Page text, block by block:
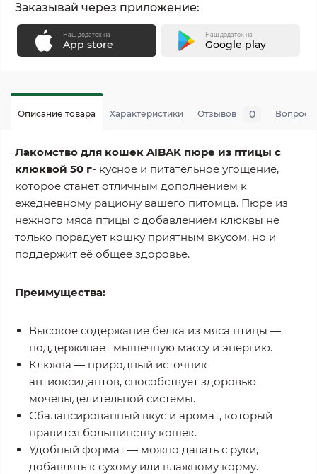
Заказывай через приложение:
Наш додаток на
App store
Наш додаток на
Google play
Описание товара Характеристики Отзывов 0 Вопросы
Лакомство для кошек AIBAK пюре из птицы с
клюквой 50 г- кусное и питательное угощение,
которое станет отличным дополнением к
ежедневному рациону вашего питомца. Пюре из
нежного мяса птицы с добавлением клюквы не
только порадует кошку приятным вкусом, но и
поддержит её общее здоровье.
Преимущества:
Высокое содержание белка из мяса птицы —
поддерживает мышечную массу и энергию.
Клюква — природный источник
антиоксидантов, способствует здоровью
мочевыделительной системы.
Сбалансированный вкус и аромат, который
нравится большинству кошек.
Удобный формат — можно давать с руки,
добавлять к сухому или влажному корму.